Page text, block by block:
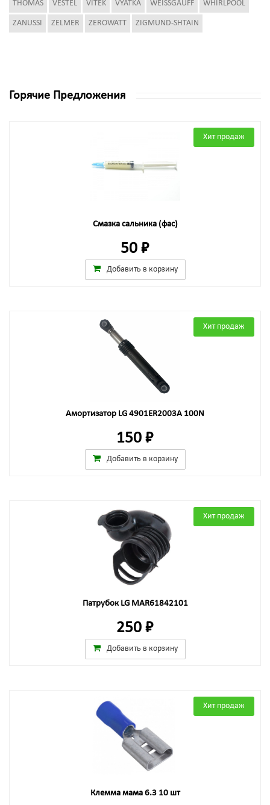
THOMAS VESTEL VITEK VYATKA WEISSGAUFF WHIRLPOOL
ZANUSSI ZELMER ZEROWATT ZIGMUND-SHTAIN
Горячие Предложения
Хит продаж
Смазка сальника (фас)
50 ₽
Добавить в корзину
Хит продаж
Амортизатор LG 4901ER2003A 100N
150 ₽
Добавить в корзину
Хит продаж
Патрубок LG MAR61842101
250 ₽
Добавить в корзину
Хит продаж
Клемма мама 6.3 10 шт